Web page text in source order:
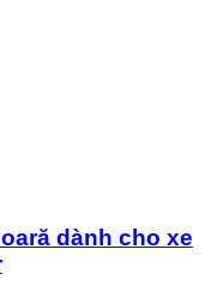
dành cho xe